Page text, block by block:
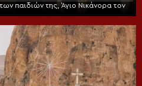
παιδιών της, Άγιο Νικάνορα τον